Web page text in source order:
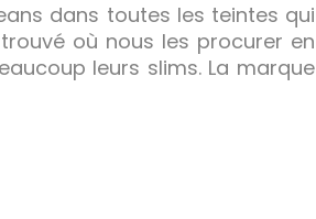
dans toutes les teintes qui
où nous les procurer en
leurs slims. La marque